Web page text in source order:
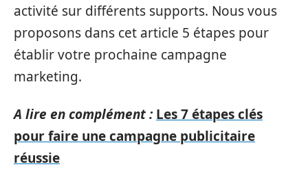
activité sur différents supports. Nous vous
proposons dans cet article 5 étapes pour
établir votre prochaine campagne
marketing.
A lire en complément : Les 7 étapes clés
pour faire une campagne publicitaire
réussie